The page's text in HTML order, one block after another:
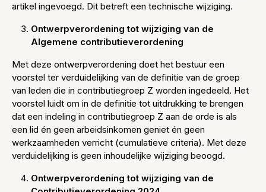
artikel ingevoegd. Dit betreft een technische wijziging.
Ontwerpverordening tot wijziging van de
Algemene contributieverordening
Met deze ontwerpverordening doet het bestuur een
voorstel ter verduidelijking van de definitie van de groep
van leden die in contributiegroep Z worden ingedeeld. Het
voorstel luidt om in de definitie tot uitdrukking te brengen
dat een indeling in contributiegroep Z aan de orde is als
een lid én geen arbeidsinkomen geniet én geen
werkzaamheden verricht (cumulatieve criteria). Met deze
verduidelijking is geen inhoudelijke wijziging beoogd.
Ontwerpverordening tot wijziging van de